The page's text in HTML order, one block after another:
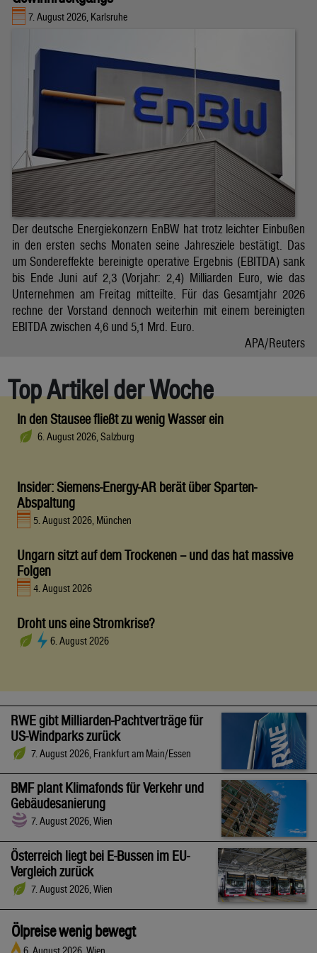
7. August 2026, Karlsruhe
Der deutsche Energiekonzern EnBW hat trotz leichter Einbußen
in den ersten sechs Monaten seine Jahresziele bestätigt. Das
um Sondereffekte bereinigte operative Ergebnis (EBITDA) sank
bis Ende Juni auf 2,3 (Vorjahr: 2,4) Milliarden Euro, wie das
Unternehmen am Freitag mitteilte. Für das Gesamtjahr 2026
rechne der Vorstand dennoch weiterhin mit einem bereinigten
EBITDA zwischen 4,6 und 5,1 Mrd. Euro.
APA/Reuters
Top Artikel der Woche
In den Stausee fließt zu wenig Wasser ein
6. August 2026, Salzburg
Insider: Siemens-Energy-AR berät über Sparten-
Abspaltung
5. August 2026, München
Ungarn sitzt auf dem Trockenen – und das hat massive
Folgen
4. August 2026
Droht uns eine Stromkrise?
6. August 2026
RWE gibt Milliarden-Pachtverträge für
US-Windparks zurück
7. August 2026, Frankfurt am Main/Essen
BMF plant Klimafonds für Verkehr und
Gebäudesanierung
7. August 2026, Wien
Österreich liegt bei E-Bussen im EU-
Vergleich zurück
7. August 2026, Wien
Ölpreise wenig bewegt